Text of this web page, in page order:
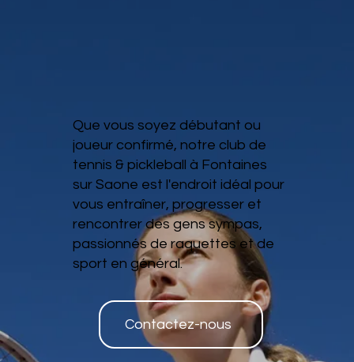
Contactez-nous
Que vous soyez débutant ou
joueur confirmé, notre club de
tennis & pickleball à Fontaines
sur Saone est l'endroit idéal pour
vous entraîner, progresser et
rencontrer des gens sympas,
passionnés de raquettes et de
sport en général.